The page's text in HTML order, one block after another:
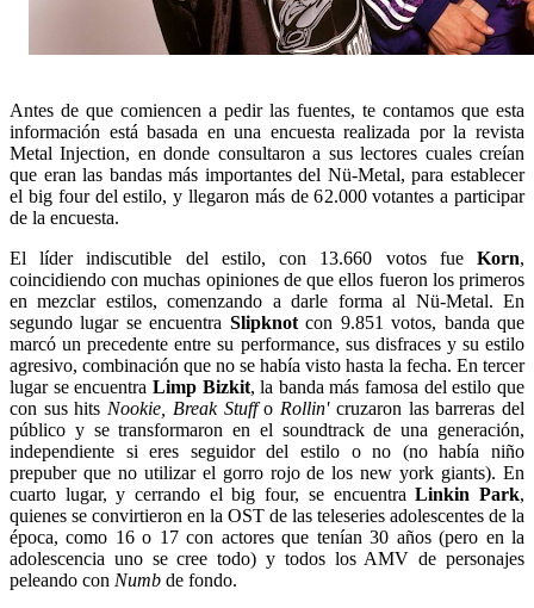
Antes de que comiencen a pedir las fuentes, te contamos que esta
información está basada en una encuesta realizada por la revista
Metal Injection, en donde consultaron a sus lectores cuales creían
que eran las bandas más importantes del Nü-Metal, para establecer
el big four del estilo, y llegaron más de 62.000 votantes a participar
de la encuesta.
El líder indiscutible del estilo, con 13.660 votos fue Korn,
coincidiendo con muchas opiniones de que ellos fueron los primeros
en mezclar estilos, comenzando a darle forma al Nü-Metal. En
segundo lugar se encuentra Slipknotcon 9.851 votos, banda que
marcó un precedente entre su performance, sus disfraces y su estilo
agresivo, combinación que no se había visto hasta la fecha. En tercer
lugar se encuentra Limp Bizkit, la banda más famosa del estilo que
con sus hits Nookie, Break Stuffo Rollin' cruzaron las barreras del
público y se transformaron en el soundtrack de una generación,
independiente si eres seguidor del estilo o no (no había niño
prepuber que no utilizar el gorro rojo de los new york giants). En
cuarto lugar, y cerrando el big four, se encuentraLinkin Park,
quienes se convirtieron en la OST de las teleseries adolescentes de la
época, como 16 o 17 con actores que tenían 30 años (pero en la
adolescencia uno se cree todo) y todos los AMV de personajes
peleando con Numb de fondo.